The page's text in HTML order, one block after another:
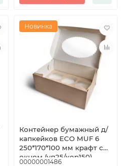
Новинка
Контейнер бумажный д/
капкейков ECO MUF 6
250*170*100 мм крафт с
окном (уп25/кор150)
00000001486